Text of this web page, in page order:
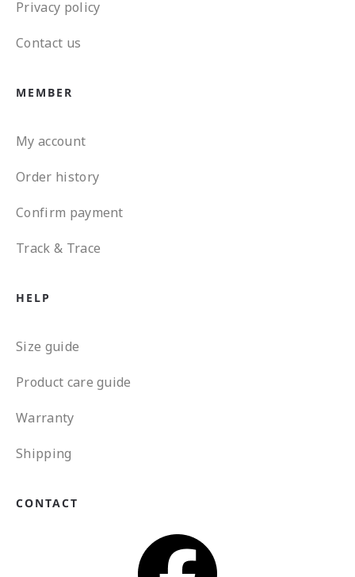
Privacy policy
Contact us
MEMBER
My account
Order history
Confirm payment
Track & Trace
HELP
Size guide
Product care guide
Warranty
Shipping
CONTACT